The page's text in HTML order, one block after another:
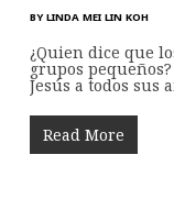
BY LINDA MEI LIN KOH
¿Quien dice que
grupos
Jesús a todos sus
Read More